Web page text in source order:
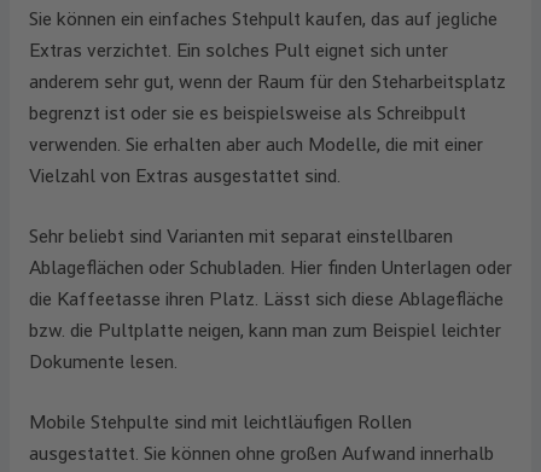
Sie können ein einfaches Stehpult kaufen, das auf jegliche
Extras verzichtet. Ein solches Pult eignet sich unter
anderem sehr gut, wenn der Raum für den Steharbeitsplatz
begrenzt ist oder sie es beispielsweise als Schreibpult
verwenden. Sie erhalten aber auch Modelle, die mit einer
Vielzahl von Extras ausgestattet sind.
Sehr beliebt sind Varianten mit separat einstellbaren
Ablageflächen oder Schubladen. Hier finden Unterlagen oder
die Kaffeetasse ihren Platz. Lässt sich diese Ablagefläche
bzw. die Pultplatte neigen, kann man zum Beispiel leichter
Dokumente lesen.
Mobile Stehpulte sind mit leichtläufigen Rollen
ausgestattet. Sie können ohne großen Aufwand innerhalb